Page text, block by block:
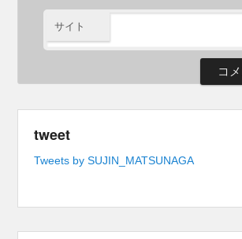
サイト
tweet
Tweets by SUJIN_MATSUNAGA